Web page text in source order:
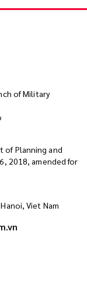
of Military
of Planning and
2018, amended for
Viet Nam